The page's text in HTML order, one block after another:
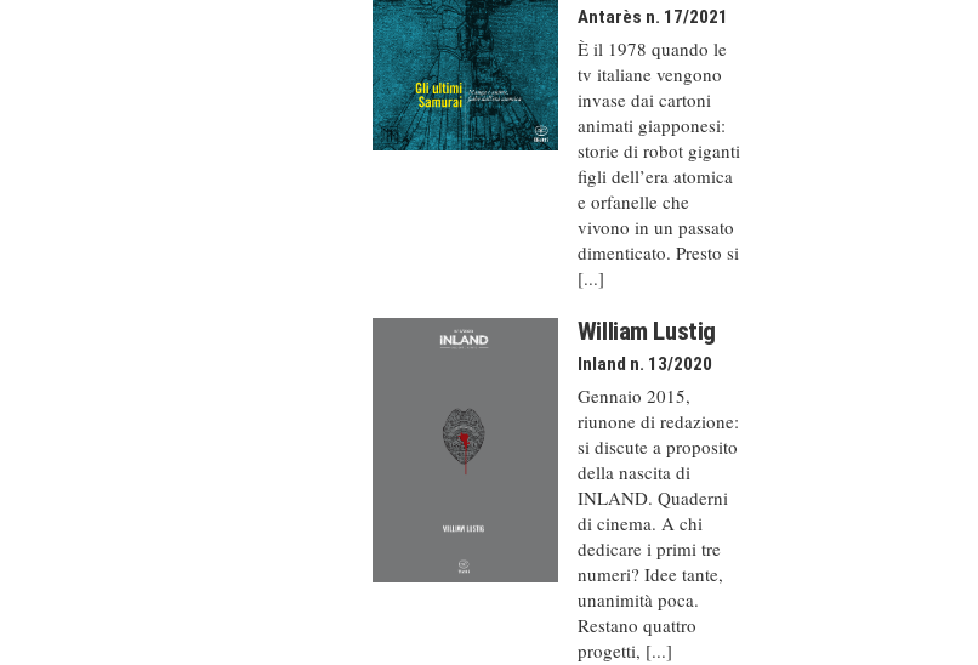
Antarès n. 17/2021
È il 1978 quando le
tv italiane vengono
invase dai cartoni
animati giapponesi:
storie di robot giganti
figli dell’era atomica
e orfanelle che
vivono in un passato
dimenticato. Presto si
[...]
William Lustig
Inland n. 13/2020
Gennaio 2015,
riunone di redazione:
si discute a proposito
della nascita di
INLAND. Quaderni
di cinema. A chi
dedicare i primi tre
numeri? Idee tante,
unanimità poca.
Restano quattro
progetti, [...]